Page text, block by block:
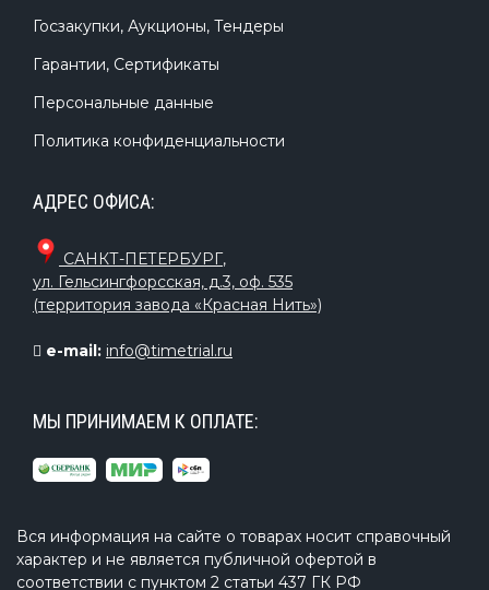
Госзакупки, Аукционы, Тендеры
Гарантии, Сертификаты
Персональные данные
Политика конфиденциальности
АДРЕС ОФИСА:
САНКТ-ПЕТЕРБУРГ,
ул. Гельсингфорсская, д.3, оф. 535
(территория завода «Красная Нить»)
e-mail: info@timetrial.ru
МЫ ПРИНИМАЕМ К ОПЛАТЕ:
Вся информация на сайте о товарах носит справочный
характер и не является публичной офертой в
соответствии с пунктом 2 статьи 437 ГК РФ